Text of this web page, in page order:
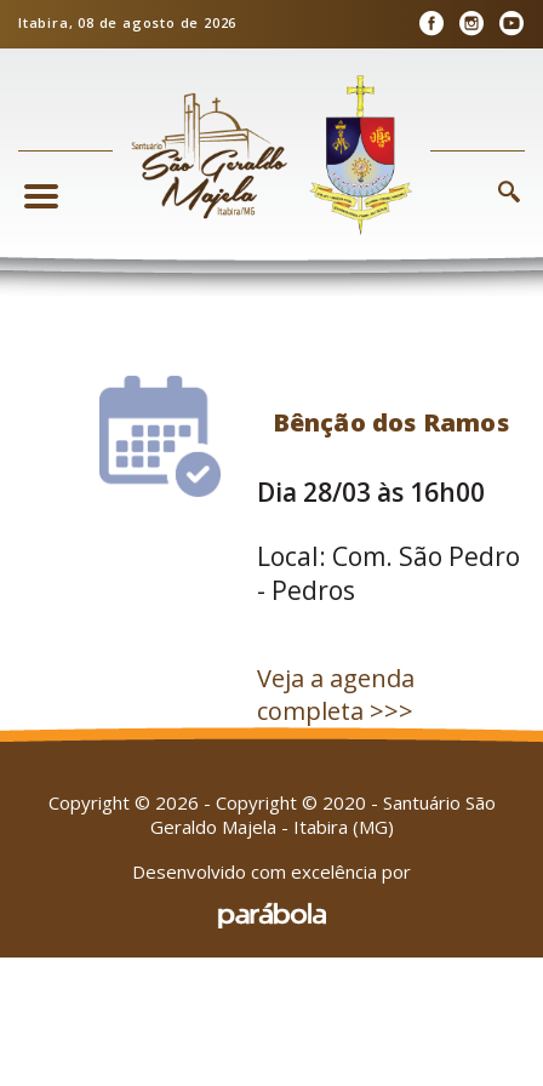
Itabira, 08 de agosto de 2026
Bênção dos Ramos
Dia 28/03 às 16h00
Local: Com. São Pedro
- Pedros
Veja a agenda
completa >>>
Copyright © 2026 - Copyright © 2020 - Santuário São
Geraldo Majela - Itabira (MG)
Desenvolvido com excelência por